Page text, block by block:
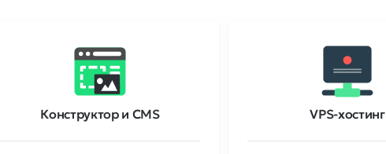
Конструктор и CMS VPS-хостинг